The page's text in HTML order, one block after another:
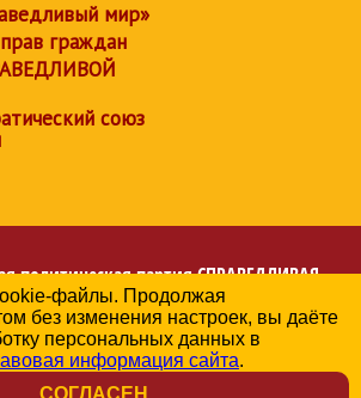
мир»
граждан
союз
политическая партияСПРАВЕДЛИВАЯ
РОССИЯ
партии в Челябинской области
© 2006-2026
обработки персональных данных
файлы. Продолжая
без изменения настроек, вы даёте
персональных данных в
информация сайта.
СОГЛАСЕН